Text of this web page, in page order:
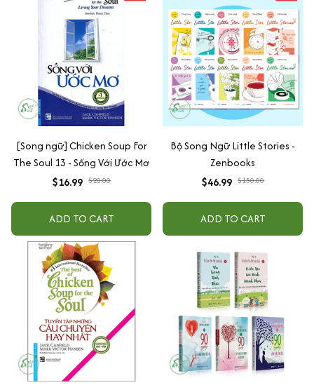
[Song ngữ] Chicken Soup For
The Soul 13 - Sống Với Ước Mơ
$16.99 $20.00
ADD TO CART
Bộ Song Ngữ Little Stories -
Zenbooks
$46.99 $150.00
ADD TO CART